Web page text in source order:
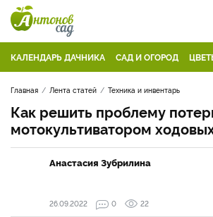
КАЛЕНДАРЬ ДАЧНИКА САД И ОГОРОД
Главная Лента статей Техника и инвентарь
Как решить проблему
мотокультиватором
Анастасия Зубрилина
26.09.2022
0 22